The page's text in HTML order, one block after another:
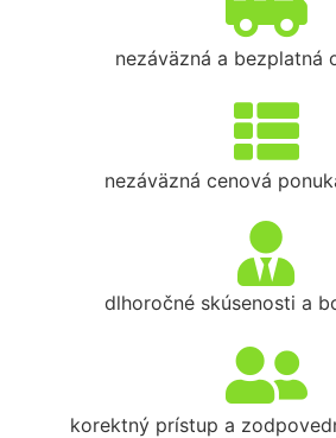
nezáväzná a bezplatná
nezáväzná cenová
dlhoročné skúsenosti a
korektný prístup a